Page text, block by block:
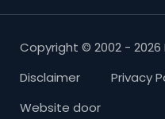
Copyright © 2002 -
Disclaimer
Privacy
Website door